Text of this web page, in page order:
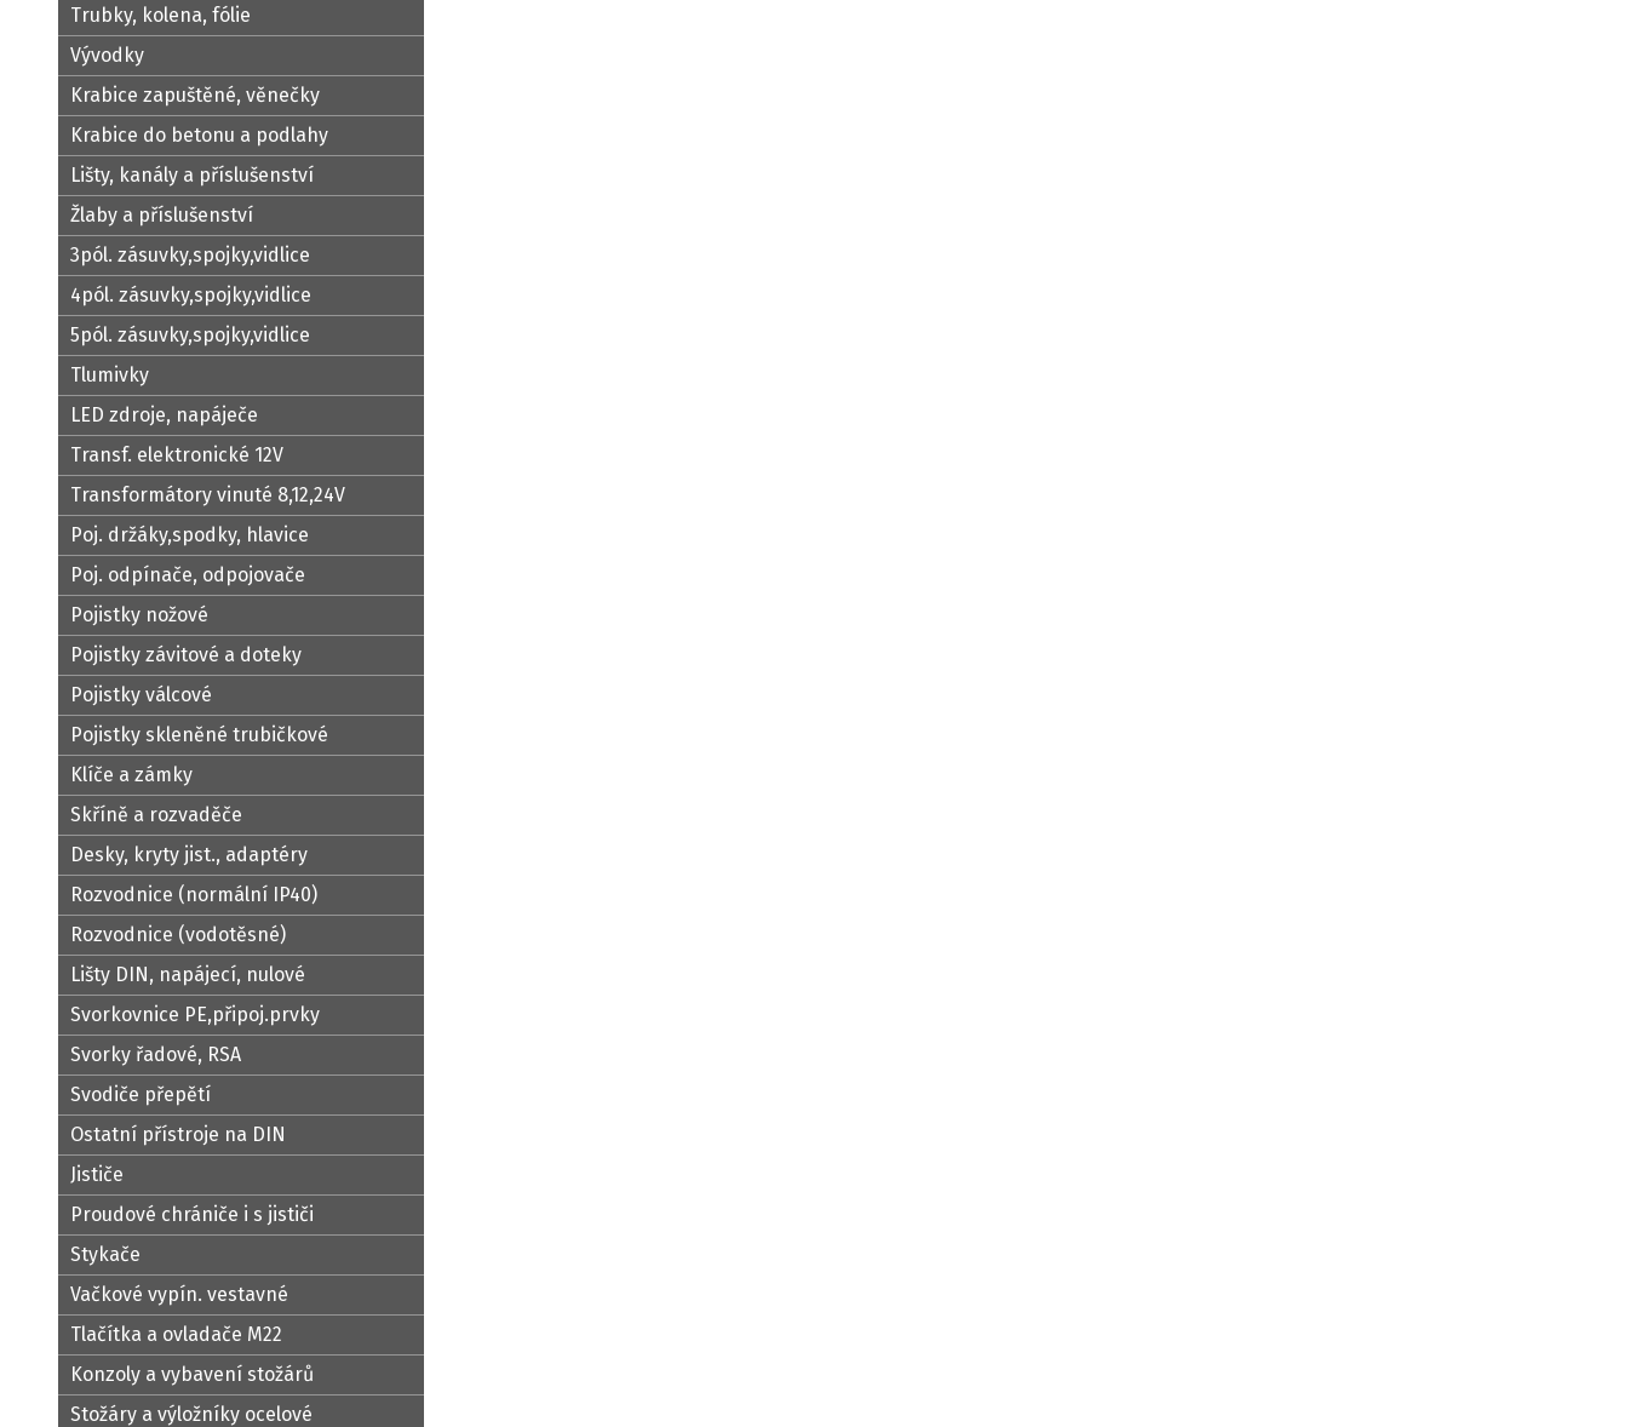
Trubky, kolena, fólie
Vývodky
Krabice zapuštěné, věnečky
Krabice do betonu a podlahy
Lišty, kanály a příslušenství
Žlaby a příslušenství
3pól. zásuvky,spojky,vidlice
4pól. zásuvky,spojky,vidlice
5pól. zásuvky,spojky,vidlice
Tlumivky
LED zdroje, napáječe
Transf. elektronické 12V
Transformátory vinuté 8,12,24V
Poj. držáky,spodky, hlavice
Poj. odpínače, odpojovače
Pojistky nožové
Pojistky závitové a doteky
Pojistky válcové
Pojistky skleněné trubičkové
Klíče a zámky
Skříně a rozvaděče
Desky, kryty jist., adaptéry
Rozvodnice (normální IP40)
Rozvodnice (vodotěsné)
Lišty DIN, napájecí, nulové
Svorkovnice PE,připoj.prvky
Svorky řadové, RSA
Svodiče přepětí
Ostatní přístroje na DIN
Jističe
Proudové chrániče i s jističi
Stykače
Vačkové vypín. vestavné
Tlačítka a ovladače M22
Konzoly a vybavení stožárů
Stožáry a výložníky ocelové